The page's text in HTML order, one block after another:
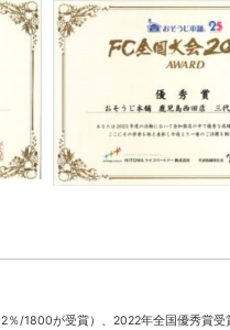
/1800が受賞）、 2022年全国優秀賞